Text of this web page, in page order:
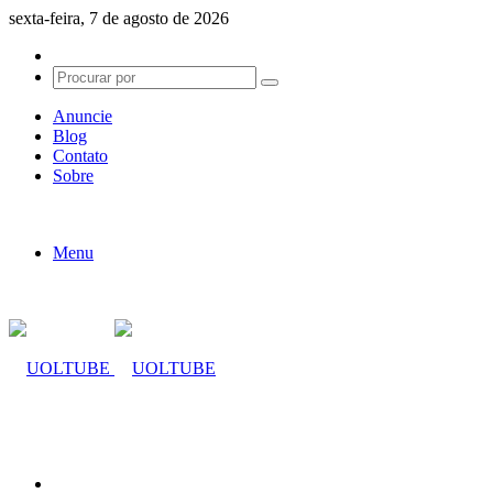
sexta-feira, 7 de agosto de 2026
skin
Procurar
Anuncie
Blog
Contato
Sobre
Menu